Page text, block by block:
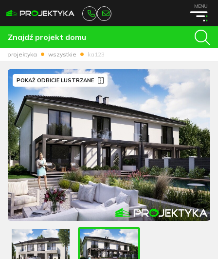
MENU
Znajdź projekt domu
projektyka wszystkie ka123
POKAŻ ODBICIE LUSTRZANE